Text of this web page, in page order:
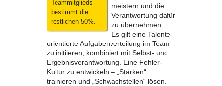
Teammitglieds –
bestimmt die
restlichen 50%.
meistern und die
Verantwortung dafür
zu übernehmen.
Es gilt eine Talente-
orientierte Aufgabenverteilung im Team
zu initiieren, kombiniert mit Selbst- und
Ergebnisverantwortung. Eine Fehler-
Kultur zu entwickeln – „Stärken“
trainieren und „Schwachstellen“ lösen.